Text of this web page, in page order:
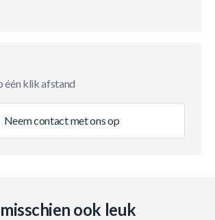
één klik afstand
Neem contact met ons op
ook leuk